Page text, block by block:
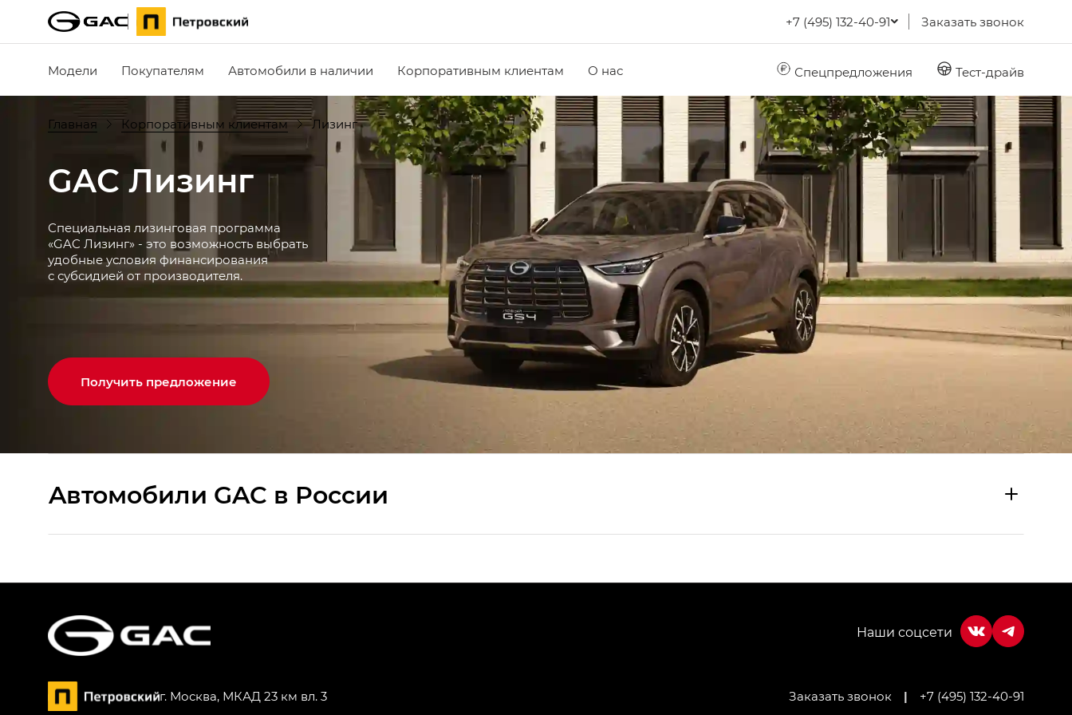
+7 (495) 132-40-91 Заказать звонок
Модели Покупателям Автомобили в наличии Корпоративным клиентам О нас Спецпредложения Тест-драйв
Главная Корпоративным клиентам Лизинг
GAC Лизинг
Специальная лизинговая программа
«GAC Лизинг» - это возможность выбрать
удобные условия финансирования
с субсидией от производителя.
Получить предложение
Aвтомобили GAC в России
HYPTEC HT — Хайптек Эйч Ти (HYPTEC HT) в комплектации Экс ПРЕМИУМ — EX PREMIUM
г. Москва, МКАД 23 км вл. 3 Заказать звонок | +7 (495) 132-40-91